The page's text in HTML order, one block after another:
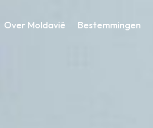
Over Moldavië Bestemmingen